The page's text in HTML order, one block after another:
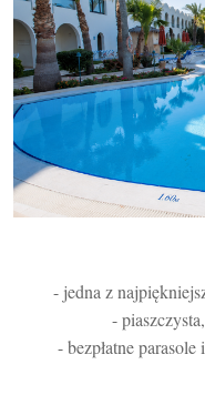
- jedna z
-
- bezpłatne